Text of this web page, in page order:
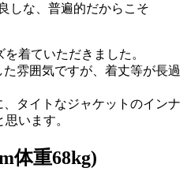
しな、普遍的だからこそ
着ていただきました。
雰囲気ですが、着丈等が長過
タイトなジャケットのインナ
います。
体重68kg)